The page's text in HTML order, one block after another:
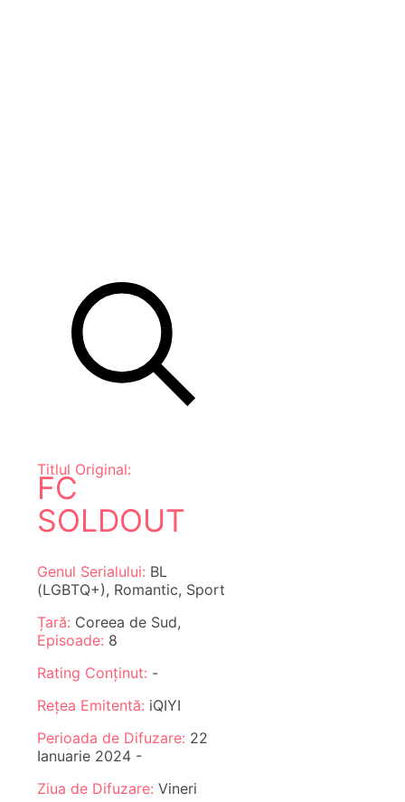
Titlul Original:
FC
SOLDOUT
Genul Serialului: BL
(LGBTQ+), Romantic, Sport
Țară: Coreea de Sud,
Episoade: 8
Rating Conținut: -
Rețea Emitentă: iQIYI
Perioada de Difuzare: 22
Ianuarie 2024 -
Ziua de Difuzare: Vineri